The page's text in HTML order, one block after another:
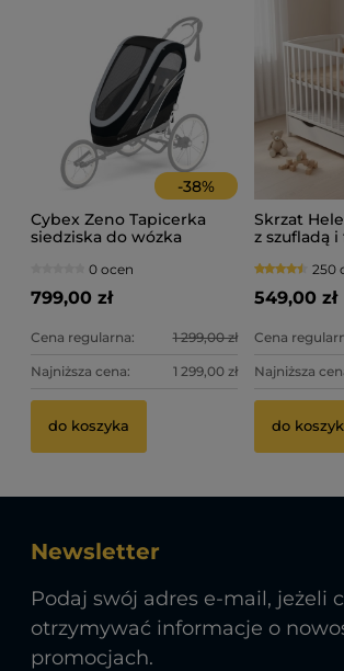
-38%
Cybex Zeno Tapicerka
siedziska do wózka
0 ocen
799,00 zł
Cena regularna: 1 299,00 zł
Najniższa cena: 1 299,00 zł
do koszyka
Skrzat
z szufladą
biały
250
549,00 zł
Cena
Najniższa
do
Newsletter
Podaj swój adres e-mail, jeżeli
otrzymywać informacje o
promocjach.